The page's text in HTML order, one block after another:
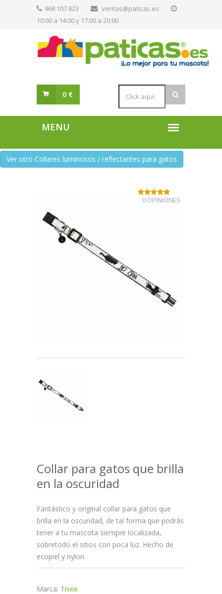
968 107 823
ventas@paticas.es
10:00 a 14:00 y 17:00 a 20:00
0 €
Ver otro Collares luminosos / reflectantes para gatos
Collar para gatos que brilla
en la oscuridad
0 OPINIONES
Fantástico y original collar para gatos que
brilla en la oscuridad, de tal forma que podrás
tener a tu mascota siempre localizada,
sobretodo el sitios con poca luz. Hecho de
ecopiel y nylon.
Marca: Trixie